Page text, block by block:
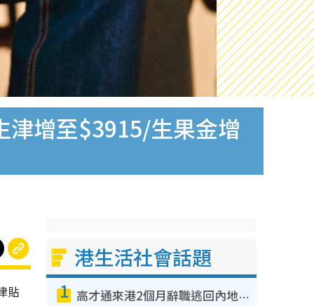
津增至$3915/生果金增
貼
港生活社會話題
1 高才通來港2個月辭職逃回內地！控訴港企3宗罪 歎微管理極窒息